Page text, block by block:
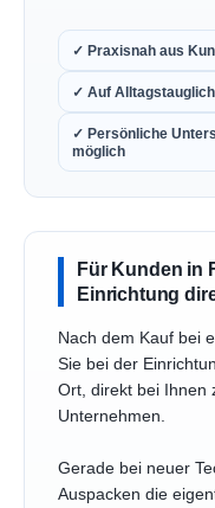
✓ Praxisnah aus
✓ Auf
✓ Persönliche
möglich
Für Kunden in
Einrichtung
Nach dem Kauf bei
Sie bei der
Ort, direkt bei Ihnen
Unternehmen.
Gerade bei neuer
Auspacken die